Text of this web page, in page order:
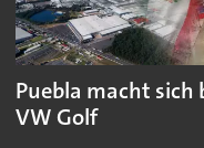
Puebla macht sich
VW Golf